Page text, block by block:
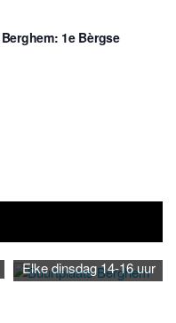
1e Bèrgse
Elke dinsdag 14-16 uur